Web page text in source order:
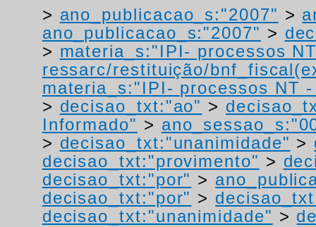
> ano_publicacao_s:"2007" >
ano_publicacao_s:"2007" >
> materia_s:"IPI- processos
ressarc/restituição/
materia_s:"IPI- processos NT
> decisao_txt:"ao" >
Informado" >
> decisao_txt:"unanimidade" >
decisao_txt:"provimento" >
decisao_txt:"por" >
decisao_txt:"por" >
decisao_txt:"unanimidade" >